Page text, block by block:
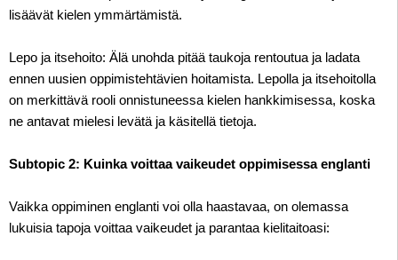
lisäävät kielen ymmärtämistä.
Lepo ja itsehoito: Älä unohda pitää taukoja rentoutua ja ladata
ennen uusien oppimistehtävien hoitamista. Lepolla ja itsehoitolla
on merkittävä rooli onnistuneessa kielen hankkimisessa, koska
ne antavat mielesi levätä ja käsitellä tietoja.
Subtopic 2: Kuinka voittaa vaikeudet oppimisessa englanti
Vaikka oppiminen englanti voi olla haastavaa, on olemassa
lukuisia tapoja voittaa vaikeudet ja parantaa kielitaitoasi: